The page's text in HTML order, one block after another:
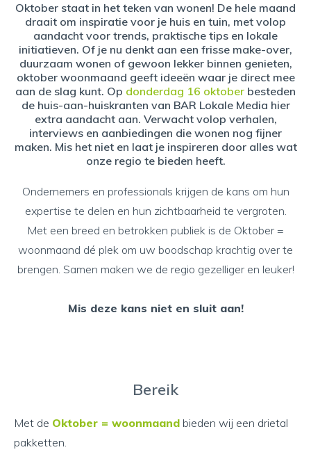
Oktober staat in het teken van wonen! De hele maand
draait om inspiratie voor je huis en tuin, met volop
aandacht voor trends, praktische tips en lokale
initiatieven. Of je nu denkt aan een frisse make-over,
duurzaam wonen of gewoon lekker binnen genieten,
oktober woonmaand geeft ideeën waar je direct mee
aan de slag kunt. Op donderdag 16 oktober besteden
de huis-aan-huiskranten van BAR Lokale Media hier
extra aandacht aan. Verwacht volop verhalen,
interviews en aanbiedingen die wonen nog fijner
maken. Mis het niet en laat je inspireren door alles wat
onze regio te bieden heeft.
Ondernemers en professionals krijgen de kans om hun
expertise te delen en hun zichtbaarheid te vergroten.
Met een breed en betrokken publiek is de Oktober =
woonmaand dé plek om uw boodschap krachtig over te
brengen. Samen maken we de regio gezelliger en leuker!
Mis deze kans niet en sluit aan!
Bereik
Met de Oktober = woonmaand bieden wij een drietal
pakketten.